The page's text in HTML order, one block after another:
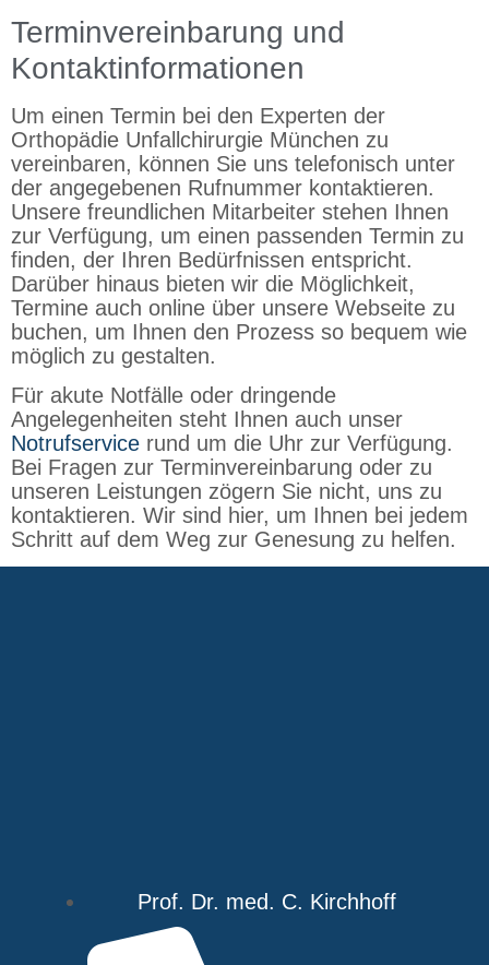
Terminvereinbarung und
Kontaktinformationen
Um einen Termin bei den Experten der
Orthopädie Unfallchirurgie München zu
vereinbaren, können Sie uns telefonisch unter
der angegebenen Rufnummer kontaktieren.
Unsere freundlichen Mitarbeiter stehen Ihnen
zur Verfügung, um einen passenden Termin zu
finden, der Ihren Bedürfnissen entspricht.
Darüber hinaus bieten wir die Möglichkeit,
Termine auch online über unsere Webseite zu
buchen, um Ihnen den Prozess so bequem wie
möglich zu gestalten.
Für akute Notfälle oder dringende
Angelegenheiten steht Ihnen auch unser
Notrufservice rund um die Uhr zur Verfügung.
Bei Fragen zur Terminvereinbarung oder zu
unseren Leistungen zögern Sie nicht, uns zu
kontaktieren. Wir sind hier, um Ihnen bei jedem
Schritt auf dem Weg zur Genesung zu helfen.
Prof. Dr. med. C. Kirchhoff